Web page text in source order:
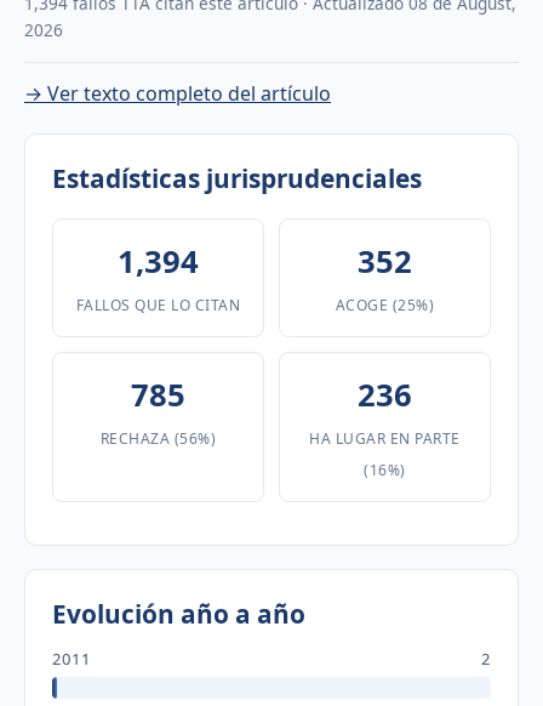
2026
→ Ver texto completo del artículo
Estadísticas jurisprudenciales
1,394
FALLOS QUE LO CITAN
352
ACOGE (25%)
785
RECHAZA (56%)
236
HA LUGAR EN PARTE
(16%)
Evolución año a año
2011 2